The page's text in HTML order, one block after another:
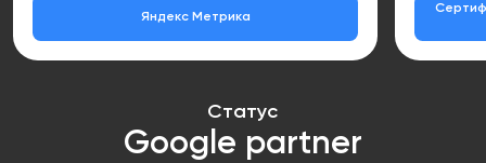
Яндекс Метрика
Статус
Google partner